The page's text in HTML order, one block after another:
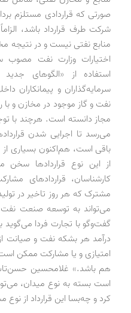
صورتی که قراردادی مستلزم
شرکت طرف قرارداد باشد،
منابع نفتی نیست و در نتیجه
استفاده از «الگوهای
سرمایه‌گذاران و پیمانکاران
نفت و گاز موجود در مخازن و با
مجاز دانسته است. هرچند با
می‌رسد تا اجرایی شدن
باقی است، هم‌اکنون بسیاری از
از این نوع قراردادها سخن
کارشناسان، قراردادهای
مشترک که هر روز تاخیر در
می‌تواند به توسعه صنعت
گفت‌وگو با تجارت فردا
درآمد هر بشکه نفت و صیانت
امتیازی و یا مشارکت ممکن است
هم باشد.» غلامحسین
است بسته به نوع میدان،
کرد و چه‌بسا این قرارداد از نوع